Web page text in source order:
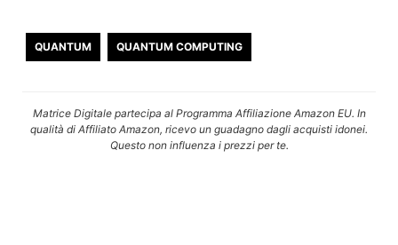
QUANTUM QUANTUM COMPUTING
Matrice Digitale partecipa al Programma Affiliazione Amazon EU. In
qualità di Affiliato Amazon, ricevo un guadagno dagli acquisti idonei.
Questo non influenza i prezzi per te.